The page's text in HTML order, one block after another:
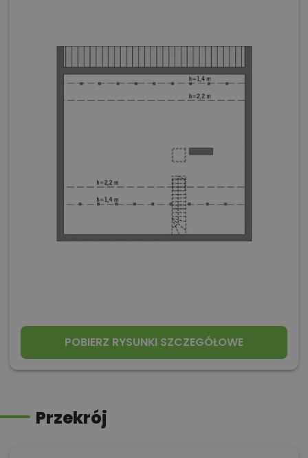
POBIERZ RYSUNKI SZCZEGÓŁOWE
Przekrój